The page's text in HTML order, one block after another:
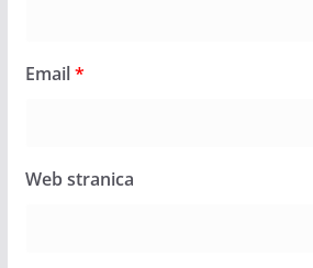
Email*
Web stranica